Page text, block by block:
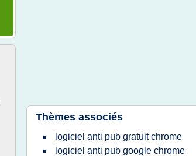
Thèmes associés
logiciel anti pub gratuit chrome
logiciel anti pub google chrome